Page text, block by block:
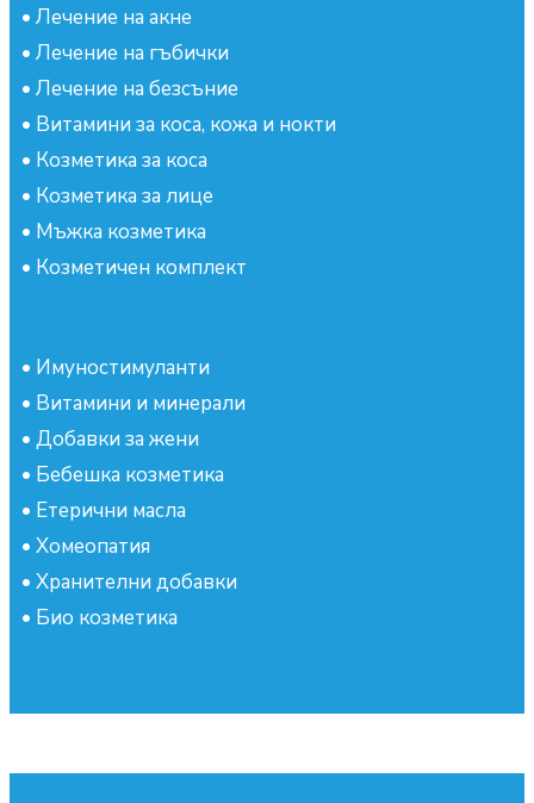
• Лечение на акне
• Лечение на гъбички
• Лечение на безсъние
• Витамини за коса, кожа и нокти
• Козметика за коса
• Козметика за лице
• Мъжка козметика
• Козметичен комплект
• Имуностимуланти
• Витамини и минерали
• Добавки за жени
• Бебешка козметика
• Етерични масла
• Хомеопатия
• Хранителни добавки
• Био козметика